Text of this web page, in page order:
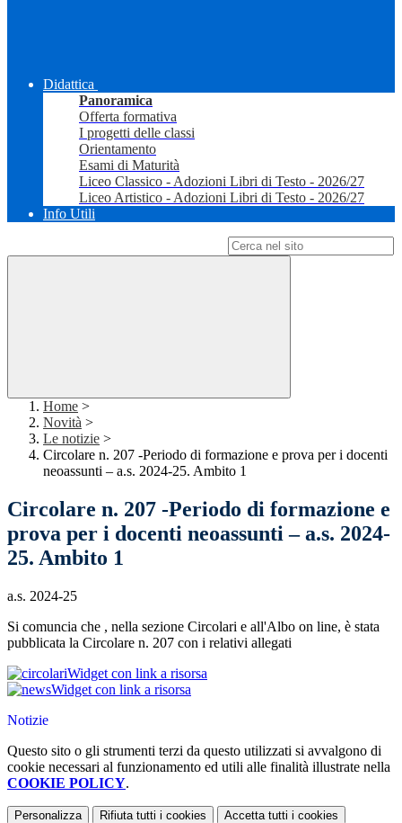
Didattica
Panoramica
Offerta formativa
I progetti delle classi
Orientamento
Esami di Maturità
Liceo Classico - Adozioni Libri di Testo - 2026/27
Liceo Artistico - Adozioni Libri di Testo - 2026/27
Info Utili
Home >
Novità >
Le notizie >
Circolare n. 207 -Periodo di formazione e prova per i docenti
neoassunti – a.s. 2024-25. Ambito 1
Circolare n. 207 -Periodo di formazione e
prova per i docenti neoassunti – a.s. 2024-
25. Ambito 1
a.s. 2024-25
Si comuncia che , nella sezione Circolari e all'Albo on line, è stata
pubblicata la Circolare n. 207 con i relativi allegati
Widget con link a risorsa
Widget con link a risorsa
Notizie
Questo sito o gli strumenti terzi da questo utilizzati si avvalgono di
cookie necessari al funzionamento ed utili alle finalità illustrate nella
COOKIE POLICY.
Personalizza Rifiuta tutti i cookies Accetta tutti i cookies